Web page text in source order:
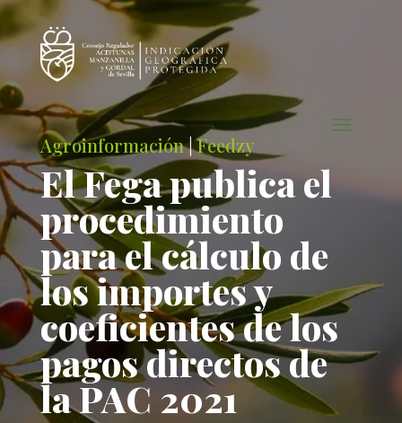
Agroinformación|Feedzy
El Fega publica el
procedimiento
para el cálculo de
los importes y
coeficientes de los
pagos directos de
la PAC 2021